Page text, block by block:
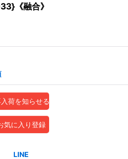
《融合》
荷を知らせる
気に入り登録